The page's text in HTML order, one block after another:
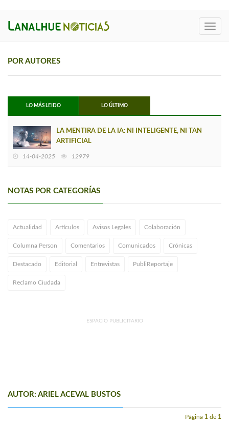
POR AUTORES
LO MÁS LEIDO LO ÚLTIMO
LA MENTIRA DE LA IA: NI INTELIGENTE, NI TAN
ARTIFICIAL
14-04-2025 12979
NOTAS POR CATEGORÍAS
Actualidad Artículos Avisos Legales Colaboración
Columna Person Comentarios Comunicados Crónicas
Destacado Editorial Entrevistas PubliReportaje
Reclamo Ciudada
ESPACIO PUBLICITARIO
AUTOR: ARIEL ACEVAL BUSTOS
Página 1 de 1